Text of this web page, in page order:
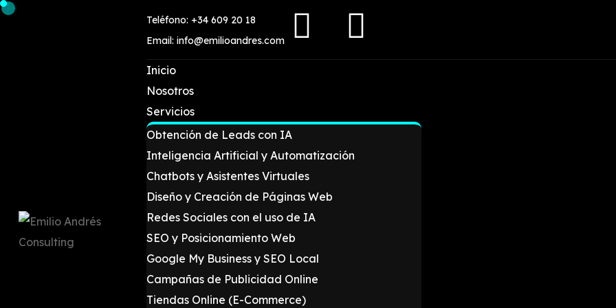
Teléfono: +34 609 20 18
Email: info@emilioandres.com
Inicio
Nosotros
Servicios
Obtención de Leads con IA
Inteligencia Artificial y Automatización
Chatbots y Asistentes Virtuales
Diseño y Creación de Páginas Web
Redes Sociales con el uso de IA
SEO y Posicionamiento Web
Google My Business y SEO Local
Campañas de Publicidad Online
Tiendas Online (E-Commerce)